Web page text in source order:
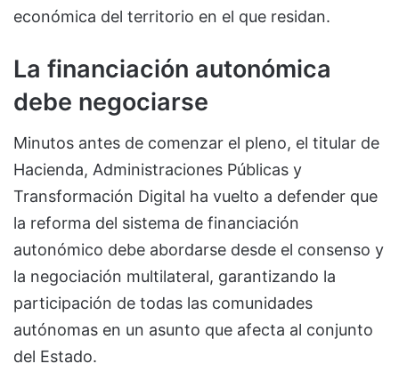
económica del territorio en el que residan.
La financiación autonómica
debe negociarse
Minutos antes de comenzar el pleno, el titular de
Hacienda, Administraciones Públicas y
Transformación Digital ha vuelto a defender que
la reforma del sistema de financiación
autonómico debe abordarse desde el consenso y
la negociación multilateral, garantizando la
participación de todas las comunidades
autónomas en un asunto que afecta al conjunto
del Estado.